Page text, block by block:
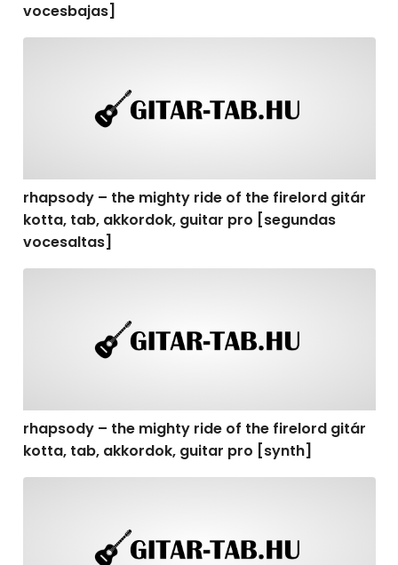
vocesbajas]
rhapsody – the mighty ride of the firelord gitár
kotta, tab, akkordok, guitar pro [segundas
vocesaltas]
rhapsody – the mighty ride of the firelord gitár
kotta, tab, akkordok, guitar pro [synth]